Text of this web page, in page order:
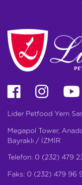
Lider Petfood Yem
Megapol Tower,
Bayraklı / İZMİR
Telefon: 0 (232) 479
Faks: 0 (232) 479 96